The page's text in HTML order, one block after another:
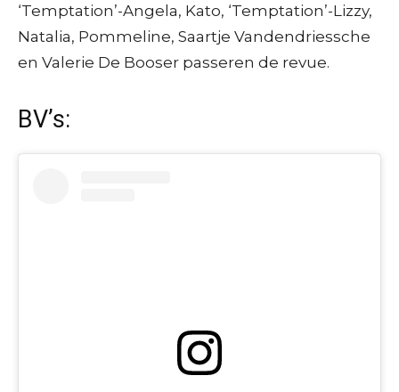
‘Temptation’-Angela, Kato, ‘Temptation’-Lizzy,
Natalia, Pommeline, Saartje Vandendriessche
en Valerie De Booser passeren de revue.
BV’s: